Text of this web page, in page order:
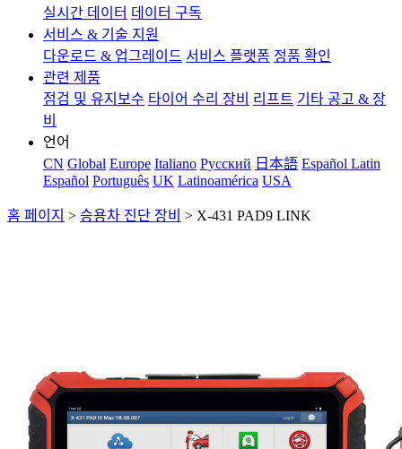
실시간 데이터 데이터 구독
서비스 & 기술 지원
다운로드 & 업그레이드 서비스 플랫폼 정품 확인
관련 제품
점검 및 유지보수 타이어 수리 장비 리프트 기타 공고 & 장
비
언어
CN Global Europe Italiano Pусский 日本語 Español Latin
Español Português UK Latinoamérica USA
홈 페이지 > 승용차 진단 장비 > X-431 PAD9 LINK